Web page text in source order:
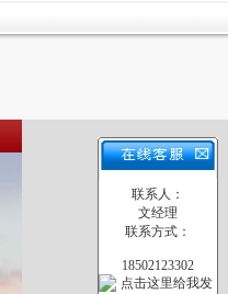
联系人：
文经理
联系方式：
18502123302